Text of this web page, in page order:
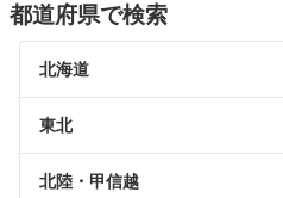
都道府県で検索
北海道
東北
北陸・甲信越